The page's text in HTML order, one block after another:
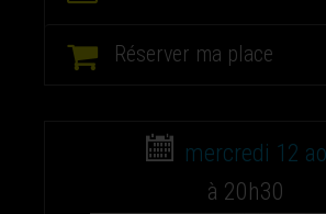
Réserver ma place
mercredi 12
à 20h30